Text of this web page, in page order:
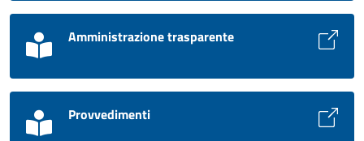
Amministrazione trasparente
Provvedimenti